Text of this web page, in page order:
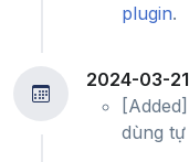
plugin.
2024-03-21
dùng